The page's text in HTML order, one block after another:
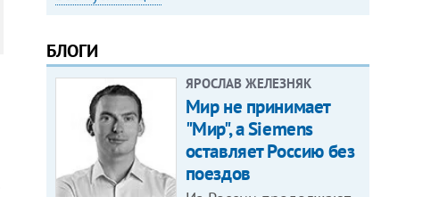
БЛОГИ
ЯРОСЛАВ ЖЕЛЕЗНЯК
Мир не принимает
"Мир", а Siemens
оставляет Россию без
поездов